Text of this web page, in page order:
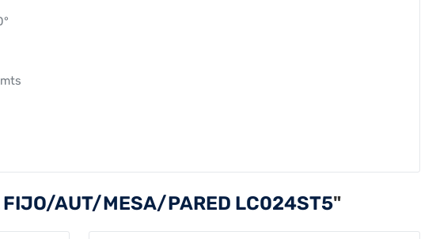
FIJO/AUT/MESA/PARED LC024ST5"